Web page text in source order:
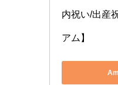
内祝い/出産
アム】